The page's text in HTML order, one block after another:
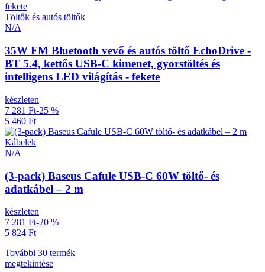
Töltők és autós töltők
N/A
35W FM Bluetooth vevő és autós töltő EchoDrive -
BT 5.4, kettős USB-C kimenet, gyorstöltés és
intelligens LED világítás - fekete
készleten
7 281 Ft-25 %
5 460 Ft
Kábelek
N/A
(3-pack) Baseus Cafule USB-C 60W töltő- és
adatkábel – 2 m
készleten
7 281 Ft-20 %
5 824 Ft
További 30 termék
megtekintése